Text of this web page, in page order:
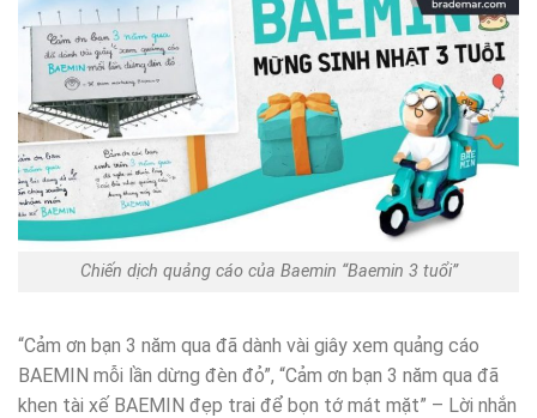
Chiến dịch quảng cáo của Baemin “Baemin 3 tuổi”
“Cảm ơn bạn 3 năm qua đã dành vài giây xem quảng cáo
BAEMIN mỗi lần dừng đèn đỏ”, “Cảm ơn bạn 3 năm qua đã
khen tài xế BAEMIN đẹp trai để bọn tớ mát mặt” – Lời nhắn